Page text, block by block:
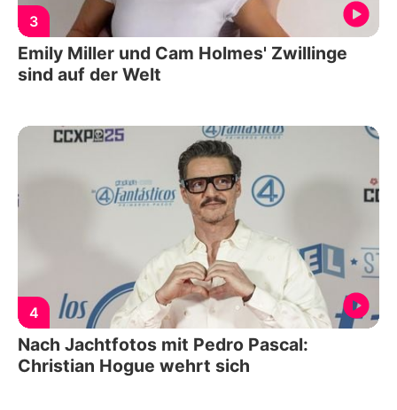
3
Emily Miller und Cam Holmes' Zwillinge
sind auf der Welt
4
Nach Jachtfotos mit Pedro Pascal:
Christian Hogue wehrt sich